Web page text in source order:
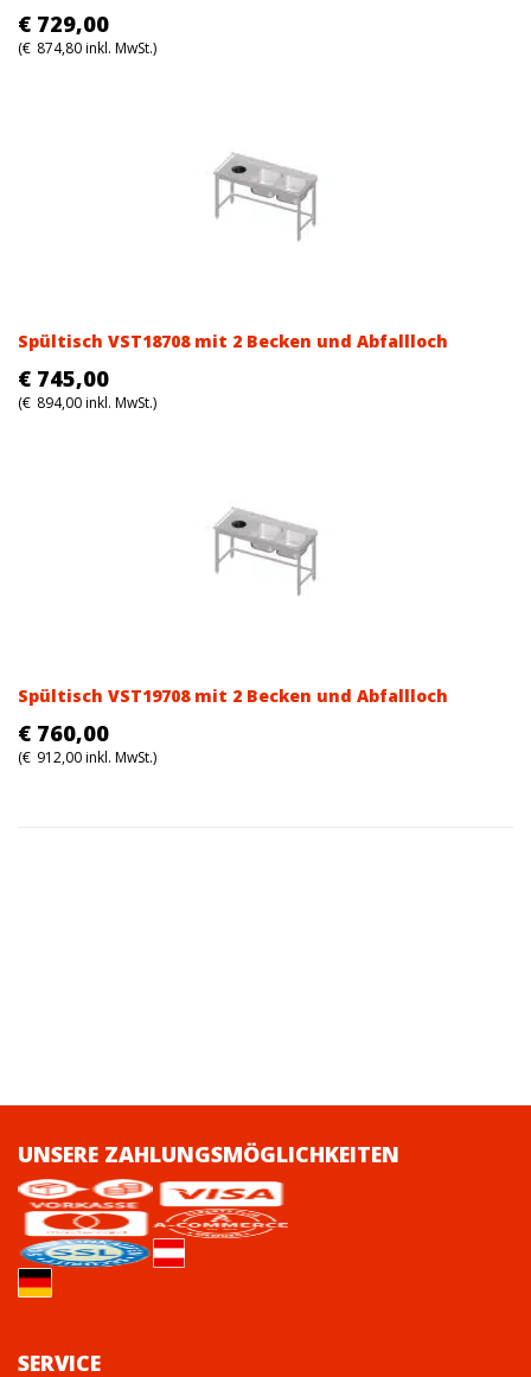
€ 729,00
(€ 874,80inkl. MwSt.)
Spültisch VST18708 mit 2 Becken und Abfallloch
€ 745,00
(€ 894,00inkl. MwSt.)
Spültisch VST19708 mit 2 Becken und Abfallloch
€ 760,00
(€ 912,00inkl. MwSt.)
UNSERE ZAHLUNGSMÖGLICHKEITEN
SERVICE